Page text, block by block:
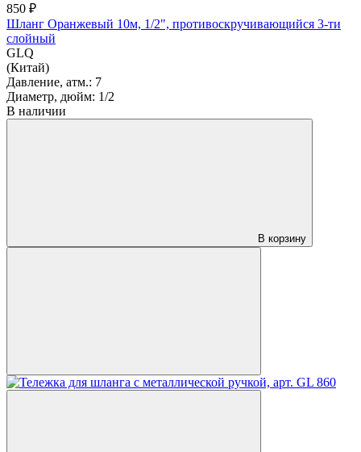
850 ₽
Шланг Оранжевый 10м, 1/2", противоскручивающийся 3-ти
слойный
GLQ
(Китай)
Давление, атм.: 7
Диаметр, дюйм: 1/2
В наличии
В корзину